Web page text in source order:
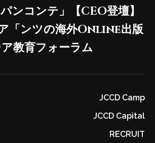
ルジャパンコンテ
ア
教育フォーラム
JCCD Camp
JCCD Capital
RECRUIT